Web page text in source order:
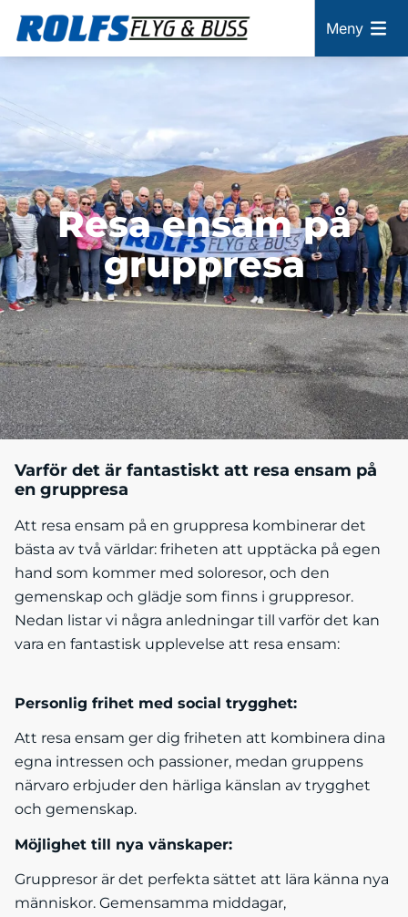
Meny
Resa ensam på
gruppresa
Varför det är fantastiskt att resa ensam på
en gruppresa
Att resa ensam på en gruppresa kombinerar det
bästa av två världar: friheten att upptäcka på egen
hand som kommer med soloresor, och den
gemenskap och glädje som finns i gruppresor.
Nedan listar vi några anledningar till varför det kan
vara en fantastisk upplevelse att resa ensam:
Personlig frihet med social trygghet:
Att resa ensam ger dig friheten att kombinera dina
egna intressen och passioner, medan gruppens
närvaro erbjuder den härliga känslan av trygghet
och gemenskap.
Möjlighet till nya vänskaper:
Gruppresor är det perfekta sättet att lära känna nya
människor. Gemensamma middagar,